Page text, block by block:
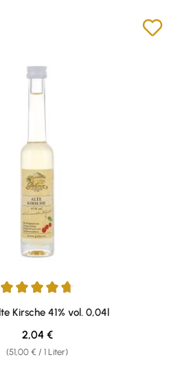
von 4.87 von 5 Sternen
Kirsche 41% vol. 0,04l
(51,00 € / 1 Liter)
Regulärer Preis:
2,04 €